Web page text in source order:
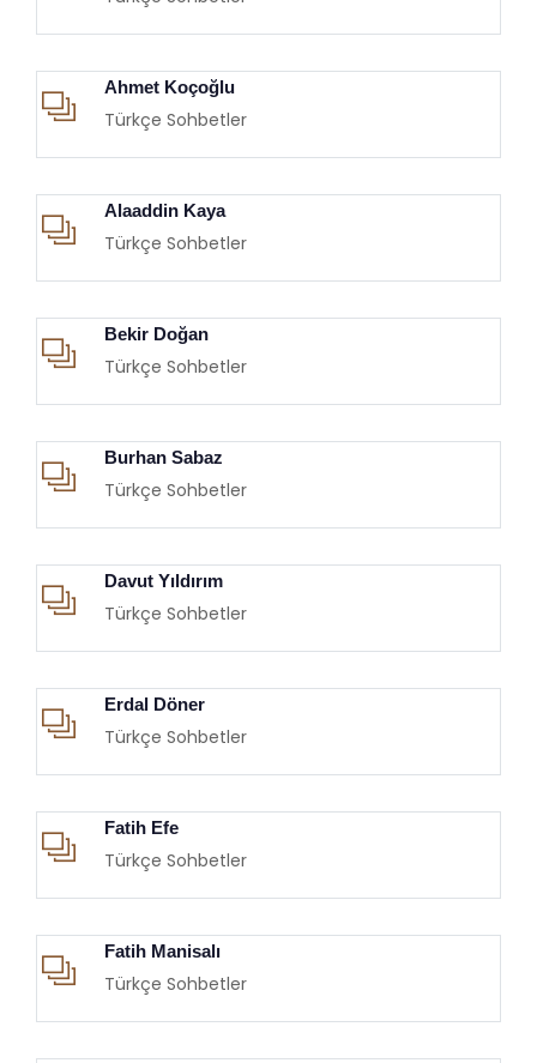
Ahmet Koçoğlu
Türkçe Sohbetler
Alaaddin Kaya
Türkçe Sohbetler
Bekir Doğan
Türkçe Sohbetler
Burhan Sabaz
Türkçe Sohbetler
Davut Yıldırım
Türkçe Sohbetler
Erdal Döner
Türkçe Sohbetler
Fatih Efe
Türkçe Sohbetler
Fatih Manisalı
Türkçe Sohbetler